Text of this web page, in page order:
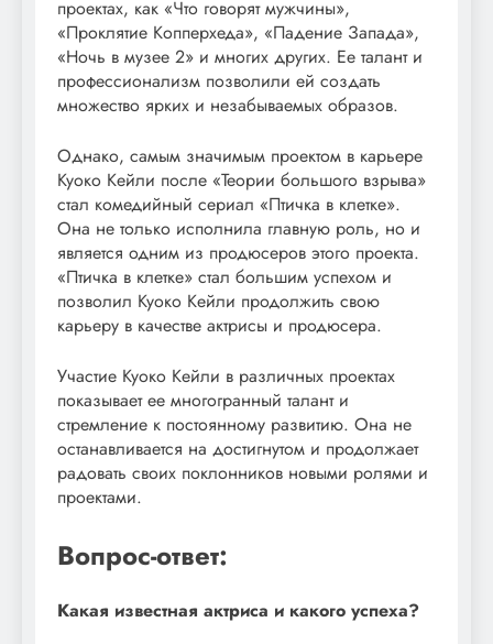
проектах, как «Что говорят мужчины»,
«Проклятие Копперхеда», «Падение Запада»,
«Ночь в музее 2» и многих других. Ее талант и
профессионализм позволили ей создать
множество ярких и незабываемых образов.
Однако, самым значимым проектом в карьере
Куоко Кейли после «Теории большого взрыва»
стал комедийный сериал «Птичка в клетке».
Она не только исполнила главную роль, но и
является одним из продюсеров этого проекта.
«Птичка в клетке» стал большим успехом и
позволил Куоко Кейли продолжить свою
карьеру в качестве актрисы и продюсера.
Участие Куоко Кейли в различных проектах
показывает ее многогранный талант и
стремление к постоянному развитию. Она не
останавливается на достигнутом и продолжает
радовать своих поклонников новыми ролями и
проектами.
Вопрос-ответ:
Какая известная актриса и какого успеха?